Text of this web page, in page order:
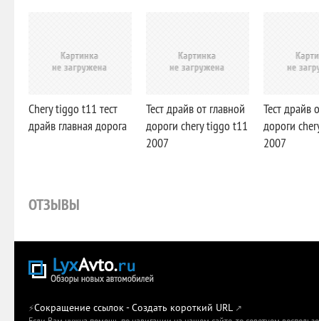
Chery tiggo t11 тест
драйв главная дорога
Тест драйв от главной
дороги chery tiggo t11
2007
Тест драйв
дороги
2007
ОТЗЫВЫ
⚡Сокращение ссылок - Создать короткий URL ↗